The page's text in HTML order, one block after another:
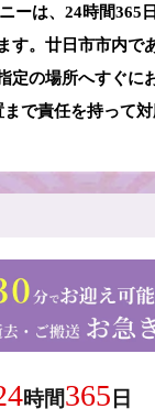
ーは、24時間365
す。廿日市市内で
定の場所へすぐに
で責任を持って対
時間365 日